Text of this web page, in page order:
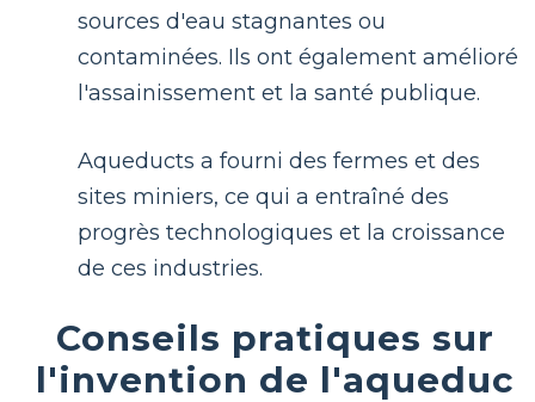
sources d'eau stagnantes ou
contaminées. Ils ont également amélioré
l'assainissement et la santé publique.
Aqueducts a fourni des fermes et des
sites miniers, ce qui a entraîné des
progrès technologiques et la croissance
de ces industries.
Conseils pratiques sur
l'invention de l'aqueduc